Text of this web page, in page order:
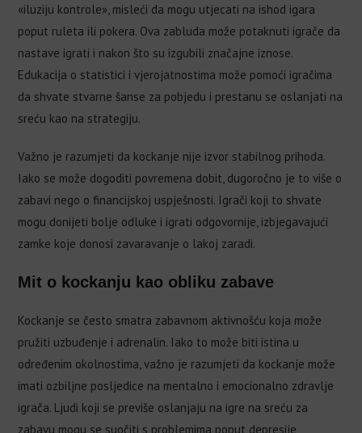
«iluziju kontrole», misleći da mogu utjecati na ishod igara
poput ruleta ili pokera. Ova zabluda može potaknuti igrače da
nastave igrati i nakon što su izgubili značajne iznose.
Edukacija o statistici i vjerojatnostima može pomoći igračima
da shvate stvarne šanse za pobjedu i prestanu se oslanjati na
sreću kao na strategiju.
Važno je razumjeti da kockanje nije izvor stabilnog prihoda.
Iako se može dogoditi povremena dobit, dugoročno je to više o
zabavi nego o financijskoj uspješnosti. Igrači koji to shvate
mogu donijeti bolje odluke i igrati odgovornije, izbjegavajući
zamke koje donosi zavaravanje o lakoj zaradi.
Mit o kockanju kao obliku zabave
Kockanje se često smatra zabavnom aktivnošću koja može
pružiti uzbuđenje i adrenalin. Iako to može biti istina u
određenim okolnostima, važno je razumjeti da kockanje može
imati ozbiljne posljedice na mentalno i emocionalno zdravlje
igrača. Ljudi koji se previše oslanjaju na igre na sreću za
zabavu mogu se suočiti s problemima poput depresije,